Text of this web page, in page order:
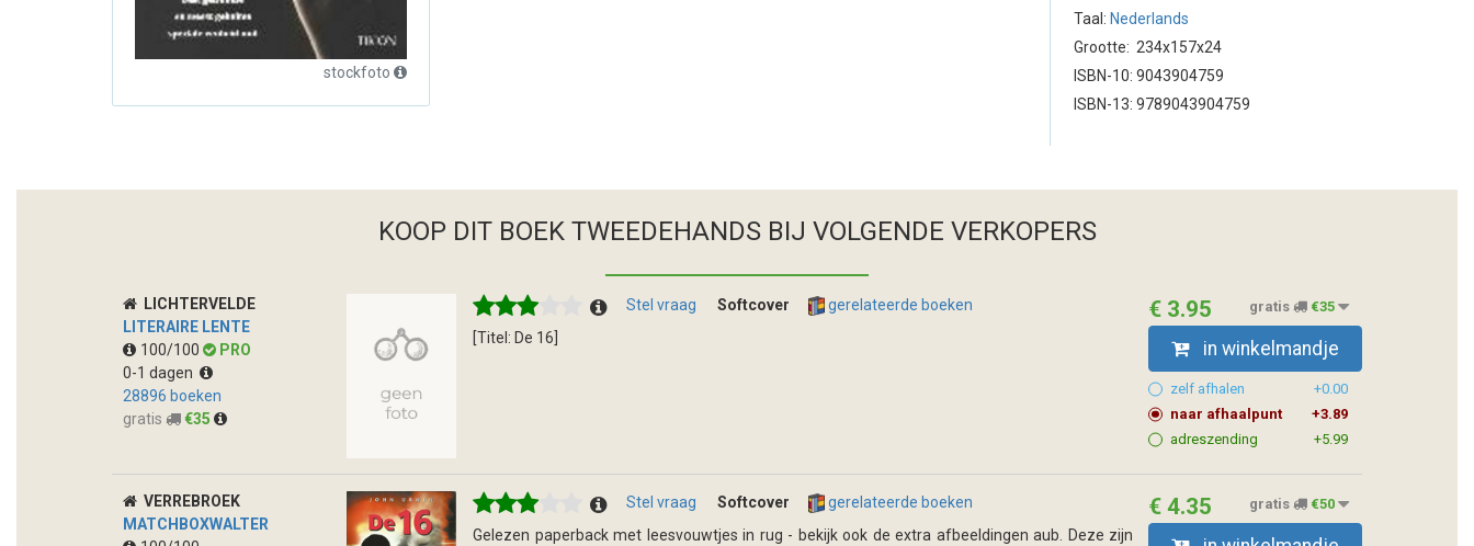
stockfoto
Taal: Nederlands
Grootte: 234x157x24
ISBN-10: 9043904759
ISBN-13: 9789043904759
KOOP DIT BOEK TWEEDEHANDS BIJ VOLGENDE VERKOPERS
LICHTERVELDE
LITERAIRE LENTE
100/100
PRO
0-1 dagen
28896 boeken
gratis
€35
Stel vraag Softcover
gerelateerde boeken
[Titel: De 16]
€ 3.95 gratis €35
in winkelmandje
zelf afhalen
+0.00
naar afhaalpunt
+3.89
adreszending
+5.99
VERREBROEK
MATCHBOXWALTER
Stel vraag Softcover
gerelateerde boeken
Gelezen paperback met leesvouwtjes in rug - bekijk ook de extra afbeeldingen aub. Deze zijn
€ 4.35 gratis €50